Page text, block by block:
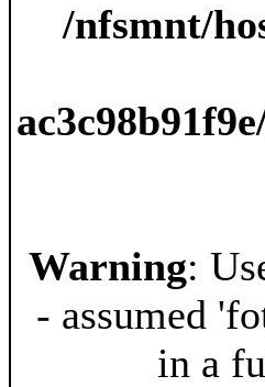
/nfsmnt/
Warning:
- assumed
in a